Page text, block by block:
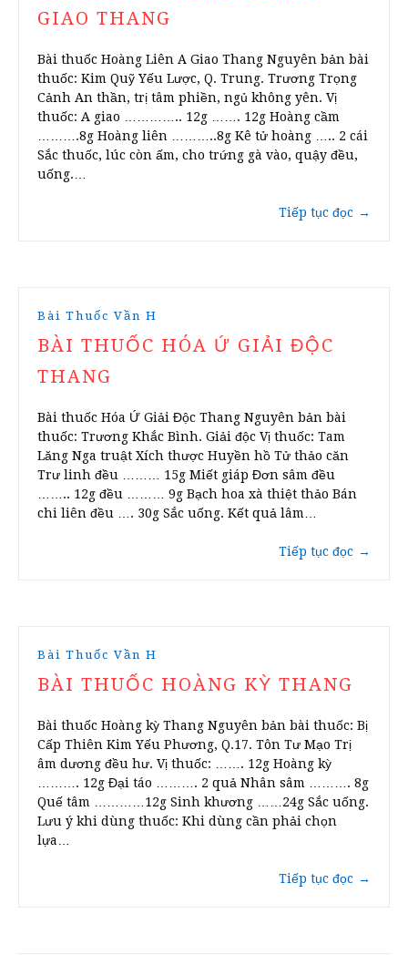
GIAO THANG
Bài thuốc Hoàng Liên A Giao Thang Nguyên bản bài
thuốc: Kim Quỹ Yếu Lược, Q. Trung. Trương Trọng
Cảnh An thần, trị tâm phiền, ngủ không yên. Vị
thuốc: A giao ………….. 12g ……. 12g Hoàng cầm
……….8g Hoàng liên ………..8g Kê tử hoàng ….. 2 cái
Sắc thuốc, lúc còn ấm, cho trứng gà vào, quậy đều,
uống.…
Tiếp tục đọc →
Bài Thuốc Vần H
BÀI THUỐC HÓA Ứ GIẢI ĐỘC
THANG
Bài thuốc Hóa Ứ Giải Độc Thang Nguyên bản bài
thuốc: Trương Khắc Bình. Giải độc Vị thuốc: Tam
Lăng Nga truật Xích thược Huyền hồ Tử thảo căn
Trư linh đều ……… 15g Miết giáp Đơn sâm đều
…….. 12g đều ……… 9g Bạch hoa xà thiệt thảo Bán
chi liên đều …. 30g Sắc uống. Kết quả lâm…
Tiếp tục đọc →
Bài Thuốc Vần H
BÀI THUỐC HOÀNG KỲ THANG
Bài thuốc Hoàng kỳ Thang Nguyên bản bài thuốc: Bị
Cấp Thiên Kim Yếu Phương, Q.17. Tôn Tư Mạo Trị
âm dương đều hư. Vị thuốc: ……. 12g Hoàng kỳ
………. 12g Đại táo ………. 2 quả Nhân sâm ………. 8g
Quế tâm …………12g Sinh khương ……24g Sắc uống.
Lưu ý khi dùng thuốc: Khi dùng cần phải chọn
lựa…
Tiếp tục đọc →